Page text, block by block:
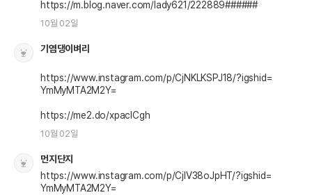
10월 02일
기염댕이벼리
https://www.instagram.com/p/CjNKLKSPJ18/?igshid=
YmMyMTA2M2Y=
https://me2.do/xpacICgh
10월 02일
먼지단지
https://www.instagram.com/p/CjIV38oJpHT/?igshid=
YmMyMTA2M2Y=